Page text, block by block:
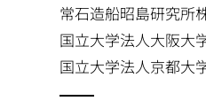
常石造船昭島研究所
国立大学法人大阪大
国立大学法人京都大